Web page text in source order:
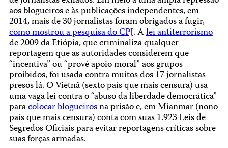
aos blogueiros e às publicações independentes, em
2014, mais de 30 jornalistas foram obrigados a fugir,
como mostrou a pesquisa do CPJ. Alei antiterrorismo
de 2009 da Etiópia, que criminaliza qualquer
reportagem que as autoridades considerem que
“incentiva” ou “provê apoio moral” aos grupos
proibidos, foi usada contra muitos dos 17 jornalistas
presos lá. O Vietnã (sexto país que mais censura) usa
uma vaga lei contra o “abuso da liberdade democrática”
paracolocar blogueirosna prisão e, em Mianmar (nono
país que mais censura) conta com suas 1.923 Leis de
Segredos Oficiais para evitar reportagens críticas sobre
suas forças armadas.